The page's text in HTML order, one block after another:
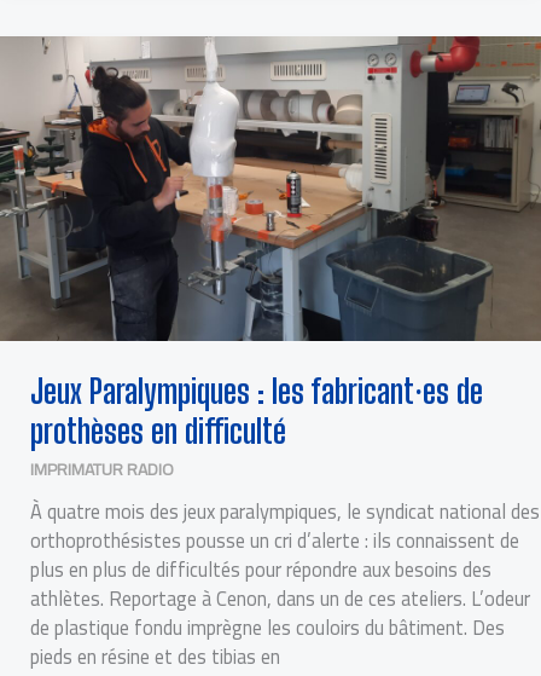
Jeux Paralympiques : les fabricant⸱es de
prothèses en difficulté
IMPRIMATUR RADIO
À quatre mois des jeux paralympiques, le syndicat national des
orthoprothésistes pousse un cri d’alerte : ils connaissent de
plus en plus de difficultés pour répondre aux besoins des
athlètes. Reportage à Cenon, dans un de ces ateliers. L’odeur
de plastique fondu imprègne les couloirs du bâtiment. Des
pieds en résine et des tibias en
JEUX
PARALYMPIQUES
:
LES
FABRICANT⸱
ES
DE
PROTHÈSES
EN
DIFFICULTÉ